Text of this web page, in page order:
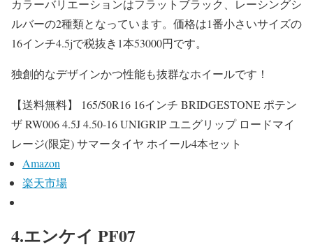
カラーバリエーションはフラットブラック、レーシングシ
ルバーの2種類となっています。価格は1番小さいサイズの
16インチ4.5jで税抜き1本53000円です。
独創的なデザインかつ性能も抜群なホイールです！
【送料無料】 165/50R16 16インチ BRIDGESTONE ポテン
ザ RW006 4.5J 4.50-16 UNIGRIP ユニグリップ ロードマイ
レージ(限定) サマータイヤ ホイール4本セット
Amazon
楽天市場
4.エンケイ PF07